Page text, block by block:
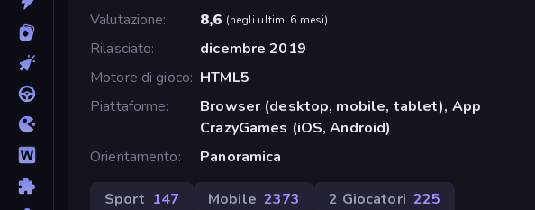
Valutazione
8,6 (negli ultimi 6 mesi)
Rilasciato
dicembre 2019
Motore di gioco HTML5
Piattaforme
Browser (desktop, mobile, tablet), App
CrazyGames (iOS, Android)
Orientamento
Panoramica
Sport 147 Mobile 2373 2 Giocatori 225